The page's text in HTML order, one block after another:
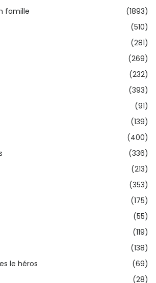
famille
(1893)
(510)
(281)
(269)
(232)
(393)
(91)
(139)
(400)
(336)
(213)
(353)
(175)
(55)
(119)
(138)
le héros
(69)
(28)